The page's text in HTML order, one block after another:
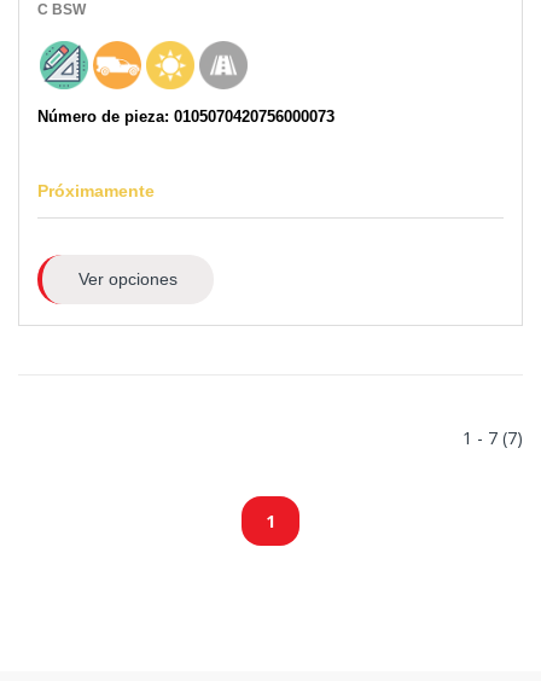
C BSW
Número de pieza: 0105070420756000073
Próximamente
Ver opciones
1 - 7 (7)
1